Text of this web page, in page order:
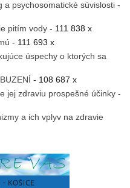
a psychosomatické súvislosti -
pitím vody - 111 838 x
- 111 693 x
úspechy o ktorých sa
- 108 687 x
jej zdraviu prospešné účinky -
a ich vplyv na zdravie